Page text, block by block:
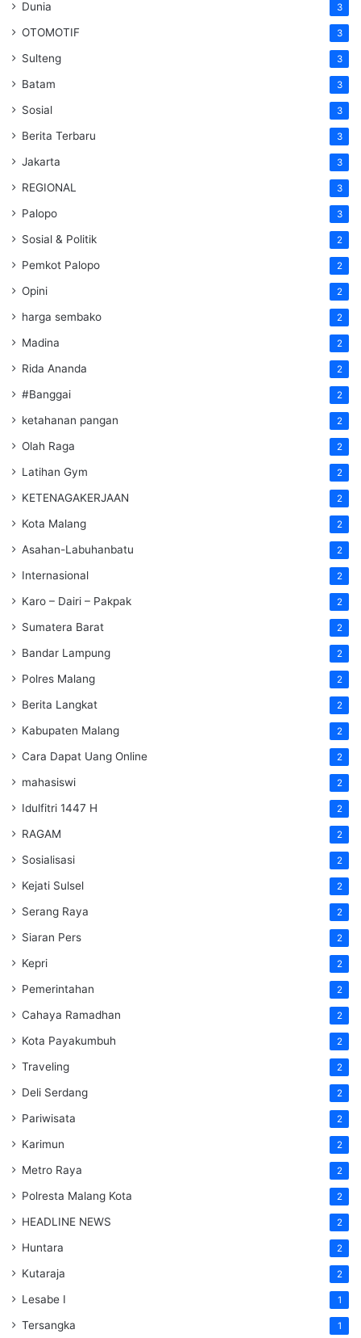
Dunia 3
OTOMOTIF 3
Sulteng 3
Batam 3
Sosial 3
Berita Terbaru 3
Jakarta 3
REGIONAL 3
Palopo 3
Sosial & Politik 2
Pemkot Palopo 2
Opini 2
harga sembako 2
Madina 2
Rida Ananda 2
#Banggai 2
ketahanan pangan 2
Olah Raga 2
Latihan Gym 2
KETENAGAKERJAAN 2
Kota Malang 2
Asahan-Labuhanbatu 2
Internasional 2
Karo – Dairi – Pakpak 2
Sumatera Barat 2
Bandar Lampung 2
Polres Malang 2
Berita Langkat 2
Kabupaten Malang 2
Cara Dapat Uang Online 2
mahasiswi 2
Idulfitri 1447 H 2
RAGAM 2
Sosialisasi 2
Kejati Sulsel 2
Serang Raya 2
Siaran Pers 2
Kepri 2
Pemerintahan 2
Cahaya Ramadhan 2
Kota Payakumbuh 2
Traveling 2
Deli Serdang 2
Pariwisata 2
Karimun 2
Metro Raya 2
Polresta Malang Kota 2
HEADLINE NEWS 2
Huntara 2
Kutaraja 2
Lesabe I 1
Tersangka 1